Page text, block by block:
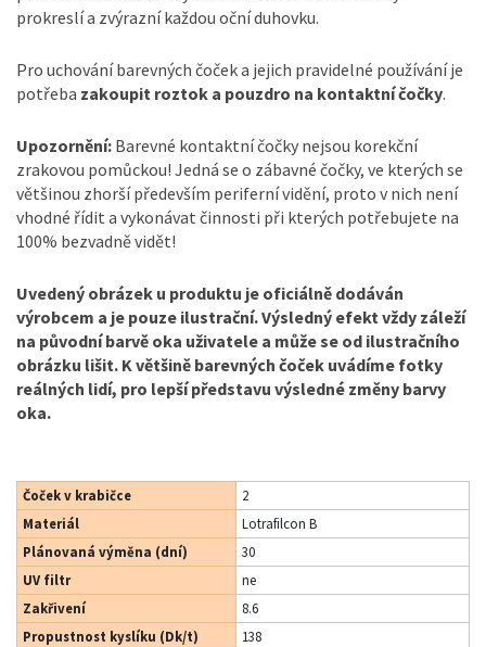
prokreslí a zvýrazní každou oční duhovku.
Pro uchování barevných čoček a jejich pravidelné používání je
potřeba zakoupit roztok a pouzdro na kontaktní čočky.
Upozornění: Barevné kontaktní čočky nejsou korekční
zrakovou pomůckou! Jedná se o zábavné čočky, ve kterých se
většinou zhorší především periferní vidění, proto v nich není
vhodné řídit a vykonávat činnosti při kterých potřebujete na
100% bezvadně vidět!
Uvedený obrázek u produktu je oficiálně dodáván
výrobcem a je pouze ilustrační. Výsledný efekt vždy záleží
na původní barvě oka uživatele a může se od ilustračního
obrázku lišit. K většině barevných čoček uvádíme fotky
reálných lidí, pro lepší představu výsledné změny barvy
oka.
Čoček v krabičce
2
Materiál
Lotrafilcon B
Plánovaná výměna (dní)
30
UV filtr
ne
Zakřivení
8.6
Propustnost kyslíku (Dk/t)
138